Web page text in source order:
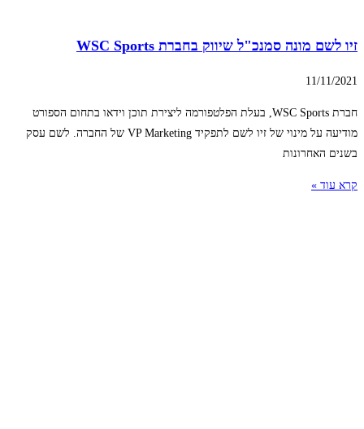
זיו לשם מונה סמנכ"ל שיווק בחברת WSC Sports
11/11/2021
חברת WSC Sports, בעלת הפלטפורמה ליצירת תוכן וידאו בתחום הספורט
מודיעה על מינוי של זיו לשם לתפקיד VP Marketing של החברה. לשם עסק
בשנים האחרונות
קרא עוד »